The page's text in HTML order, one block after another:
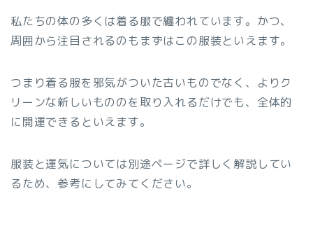
私たちの体の多くは着る服で纏われています。かつ、
周囲から注目されるのもまずはこの服装といえます。
つまり着る服を邪気がついた古いものでなく、よりク
リーンな新しいもののを取り入れるだけでも、全体的
に開運できるといえます。
服装と運気については別途ページで詳しく解説してい
るため、参考にしてみてください。